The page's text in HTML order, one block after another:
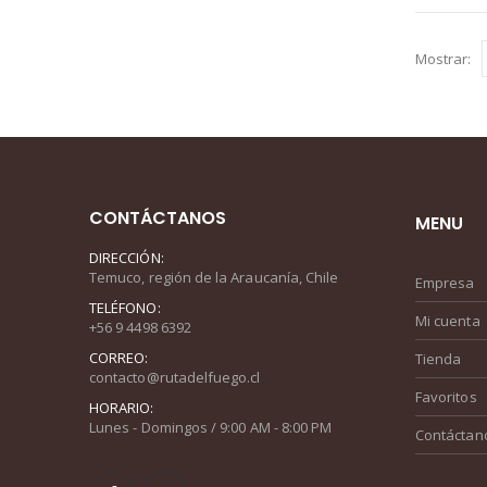
Mostrar:
CONTÁCTANOS
DIRECCIÓN:
Temuco, región de la Araucanía, Chile
TELÉFONO:
+56 9 4498 6392
CORREO:
contacto@rutadelfuego.cl
HORARIO:
Lunes - Domingos / 9:00 AM - 8:00 PM
MENU
Empresa
Mi cuenta
Tienda
Favoritos